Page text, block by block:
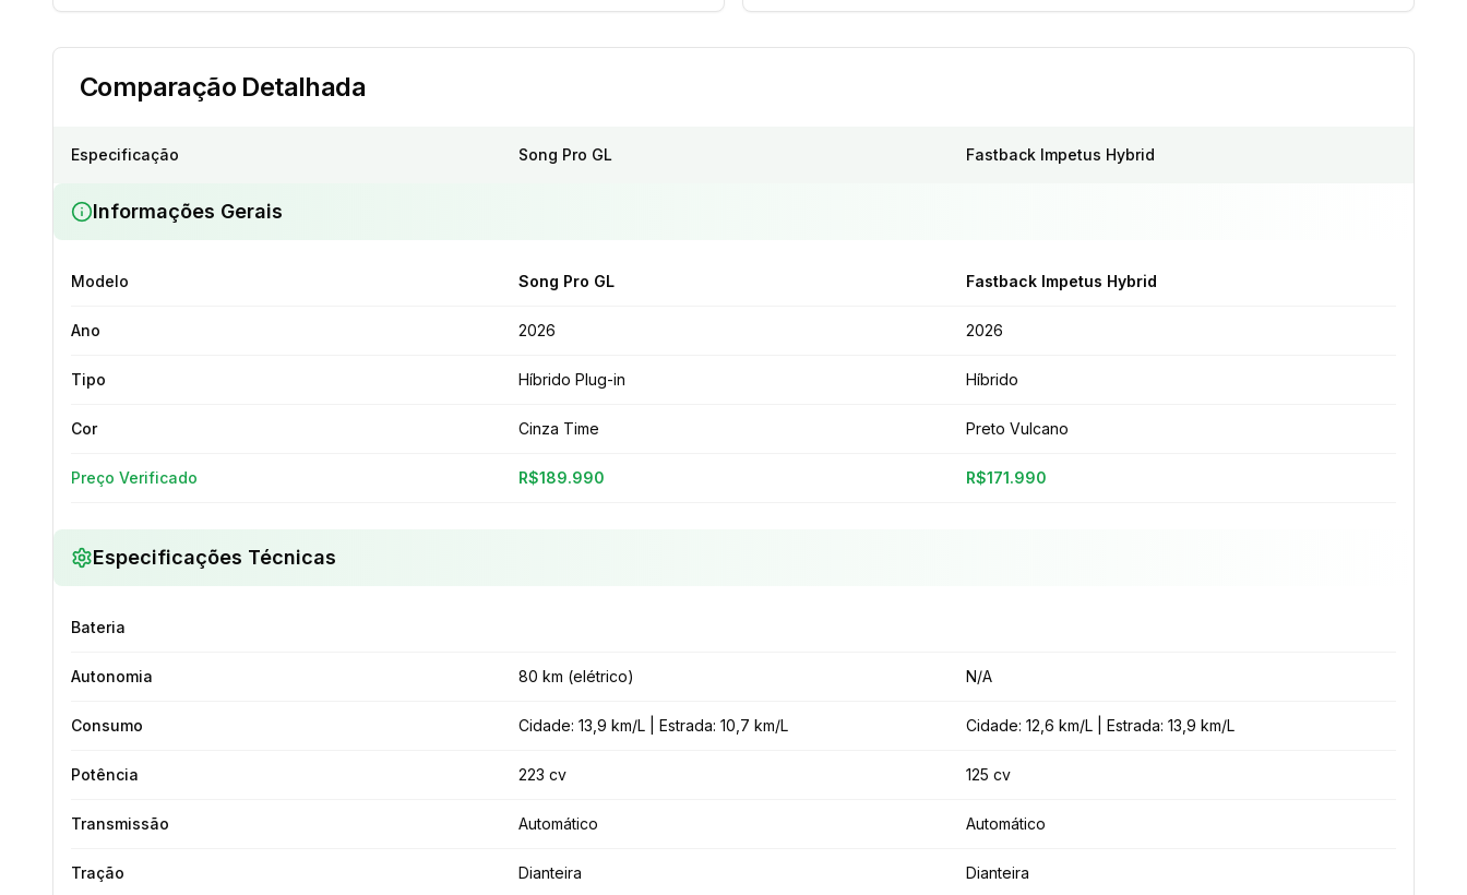
Comparação Detalhada
Especificação Song Pro GL Fastback Impetus Hybrid
Informações Gerais
Modelo Song Pro GL Fastback Impetus Hybrid
Ano 2026 2026
Tipo Híbrido Plug-in Híbrido
Cor Cinza Time Preto Vulcano
Preço Verificado R$189.990 R$171.990
Especificações Técnicas
Bateria
Autonomia 80 km (elétrico) N/A
Consumo Cidade: 13,9 km/L | Estrada: 10,7 km/L Cidade: 12,6 km/L | Estrada: 13,9 km/L
Potência 223 cv 125 cv
Transmissão Automático Automático
Tração Dianteira Dianteira